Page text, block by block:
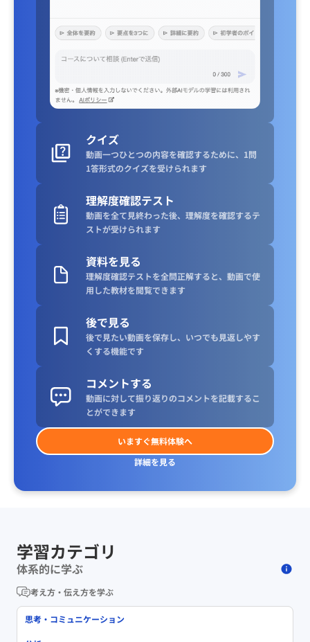
クイズ
動画一つひとつの内容を確認するために、1問
1答形式のクイズを受けられます
理解度確認テスト
動画を全て見終わった後、理解度を確認するテ
ストが受けられます
資料を見る
理解度確認テストを全問正解すると、動画で使
用した教材を閲覧できます
後で見る
後で見たい動画を保存し、いつでも見返しやす
くする機能です
コメントする
動画に対して振り返りのコメントを記載するこ
とができます
いますぐ無料体験へ
詳細を見る
学習カテゴリ
体系的に学ぶ
考え方・伝え方を学ぶ
思考・コミュニケーション